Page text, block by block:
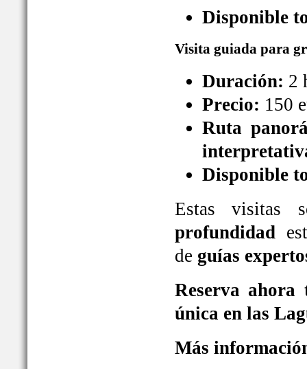
Disponible
Visita guiada para
Duración: 2
Precio: 150
Ruta
Disponible
Estas
profundidad
de guías
Reserva
única en las
Más